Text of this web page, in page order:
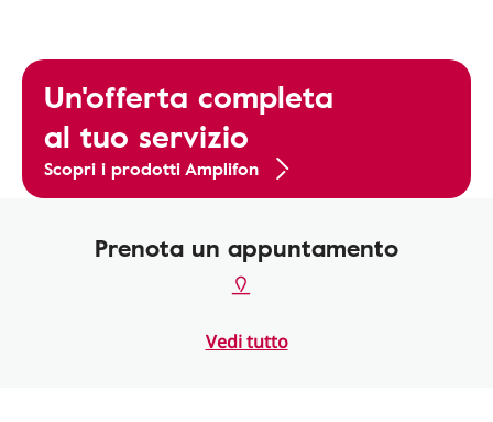
Un'offerta completa
al tuo servizio
Scopri i prodotti Amplifon
Prenota un appuntamento
Vedi tutto